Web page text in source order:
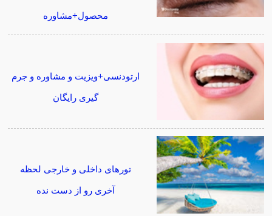
محصول+مشاوره
ارتودنسی+ویزیت و مشاوره و جرم
گیری رایگان
تورهای داخلی و خارجی لحظه
آخری رو از دست نده